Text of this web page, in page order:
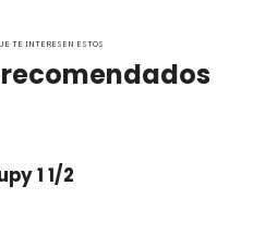
TE INTERESEN ESTOS
1 1/2